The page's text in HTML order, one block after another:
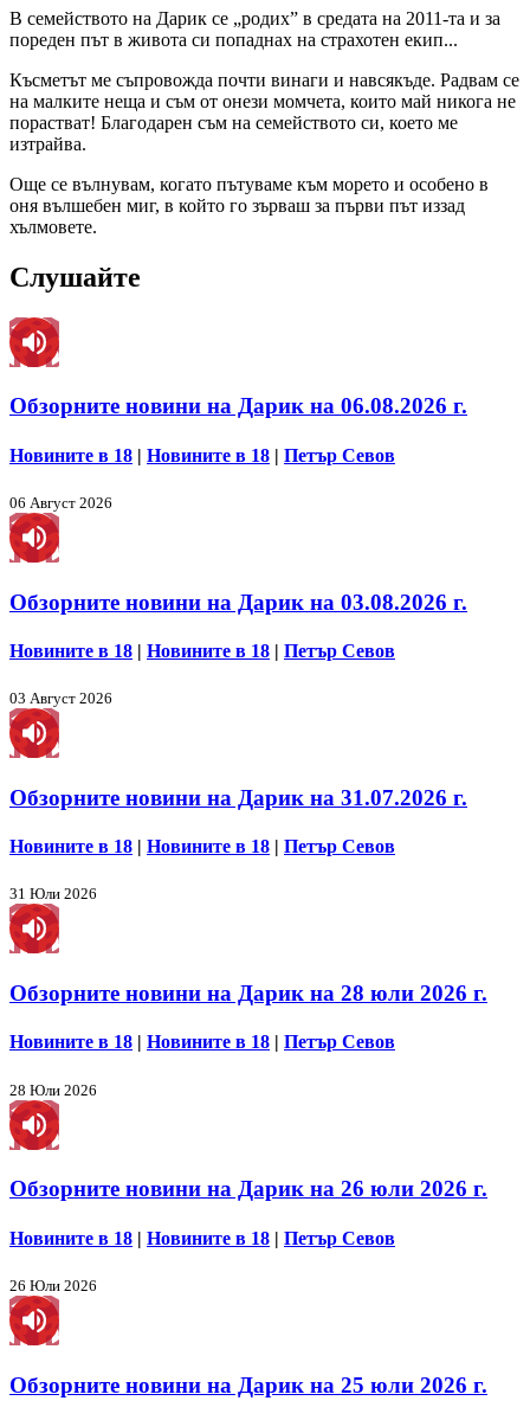
В семейството на Дарик се „родих” в средата на 2011-та и за
пореден път в живота си попаднах на страхотен екип...
Късметът ме съпровожда почти винаги и навсякъде. Радвам се
на малките неща и съм от онези момчета, които май никога не
порастват! Благодарен съм на семейството си, което ме
изтрайва.
Още се вълнувам, когато пътуваме към морето и особено в
оня вълшебен миг, в който го зърваш за първи път иззад
хълмовете.
Слушайте
Обзорните новини на Дарик на 06.08.2026 г.
Новините в 18 | Новините в 18 | Петър Севов
06 Август 2026
Обзорните новини на Дарик на 03.08.2026 г.
Новините в 18 | Новините в 18 | Петър Севов
03 Август 2026
Обзорните новини на Дарик на 31.07.2026 г.
Новините в 18 | Новините в 18 | Петър Севов
31 Юли 2026
Обзорните новини на Дарик на 28 юли 2026 г.
Новините в 18 | Новините в 18 | Петър Севов
28 Юли 2026
Обзорните новини на Дарик на 26 юли 2026 г.
Новините в 18 | Новините в 18 | Петър Севов
26 Юли 2026
Обзорните новини на Дарик на 25 юли 2026 г.